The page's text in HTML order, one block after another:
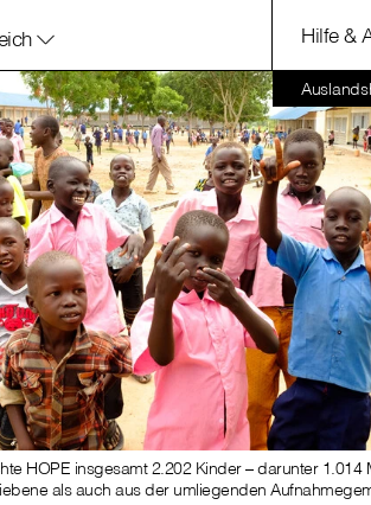
Hilfe &
HOPE insgesamt 2.202 Kinder – darunter
als auch aus der umliegenden